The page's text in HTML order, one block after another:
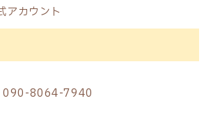
アカウント
090-8064-7940